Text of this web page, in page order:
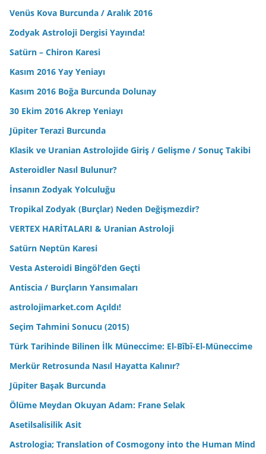
Venüs Kova Burcunda / Aralık 2016
Zodyak Astroloji Dergisi Yayında!
Satürn – Chiron Karesi
Kasım 2016 Yay Yeniayı
Kasım 2016 Boğa Burcunda Dolunay
30 Ekim 2016 Akrep Yeniayı
Jüpiter Terazi Burcunda
Klasik ve Uranian Astrolojide Giriş / Gelişme / Sonuç Takibi
Asteroidler Nasıl Bulunur?
İnsanın Zodyak Yolculuğu
Tropikal Zodyak (Burçlar) Neden Değişmezdir?
VERTEX HARİTALARI & Uranian Astroloji
Satürn Neptün Karesi
Vesta Asteroidi Bingöl’den Geçti
Antiscia / Burçların Yansımaları
astrolojimarket.com Açıldı!
Seçim Tahmini Sonucu (2015)
Türk Tarihinde Bilinen İlk Müneccime: El-Bîbî-El-Müneccime
Merkür Retrosunda Nasıl Hayatta Kalınır?
Jüpiter Başak Burcunda
Ölüme Meydan Okuyan Adam: Frane Selak
Asetilsalisilik Asit
Astrologia; Translation of Cosmogony into the Human Mind